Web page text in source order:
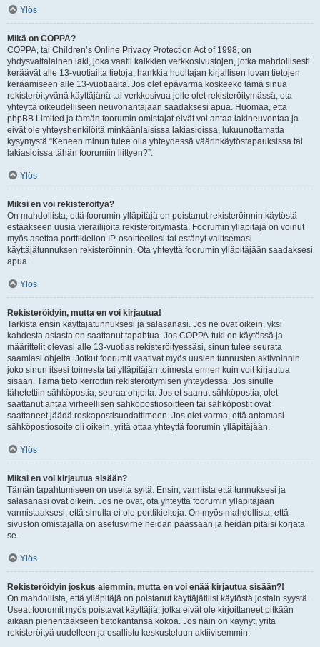
Ylös
Mikä on COPPA?
COPPA, tai Children’s Online Privacy Protection Act of 1998, on
yhdysvaltalainen laki, joka vaatii kaikkien verkkosivustojen, jotka mahdollisesti
keräävät alle 13-vuotiailta tietoja, hankkia huoltajan kirjallisen luvan tietojen
keräämiseen alle 13-vuotiaalta. Jos olet epävarma koskeeko tämä sinua
rekisteröityvänä käyttäjänä tai verkkosivua jolle olet rekisteröitymässä, ota
yhteyttä oikeudelliseen neuvonantajaan saadaksesi apua. Huomaa, että
phpBB Limited ja tämän foorumin omistajat eivät voi antaa lakineuvontaa ja
eivät ole yhteyshenkilöitä minkäänlaisissa lakiasioissa, lukuunottamatta
kysymystä “Keneen minun tulee olla yhteydessä väärinkäytöstapauksissa tai
lakiasioissa tähän foorumiin liittyen?”.
Ylös
Miksi en voi rekisteröityä?
On mahdollista, että foorumin ylläpitäjä on poistanut rekisteröinnin käytöstä
estääkseen uusia vierailijoita rekisteröitymästä. Foorumin ylläpitäjä on voinut
myös asettaa porttikiellon IP-osoitteellesi tai estänyt valitsemasi
käyttäjätunnuksen rekisteröinnin. Ota yhteyttä foorumin ylläpitäjään saadaksesi
apua.
Ylös
Rekisteröidyin, mutta en voi kirjautua!
Tarkista ensin käyttäjätunnuksesi ja salasanasi. Jos ne ovat oikein, yksi
kahdesta asiasta on saattanut tapahtua. Jos COPPA-tuki on käytössä ja
määrittelit olevasi alle 13-vuotias rekisteröityessäsi, sinun tulee seurata
saamiasi ohjeita. Jotkut foorumit vaativat myös uusien tunnusten aktivoinnin
joko sinun itsesi toimesta tai ylläpitäjän toimesta ennen kuin voit kirjautua
sisään. Tämä tieto kerrottiin rekisteröitymisen yhteydessä. Jos sinulle
lähetettiin sähköpostia, seuraa ohjeita. Jos et saanut sähköpostia, olet
saattanut antaa virheellisen sähköpostiosoitteen tai sähköpostit ovat
saattaneet jäädä roskapostisuodattimeen. Jos olet varma, että antamasi
sähköpostiosoite oli oikein, yritä ottaa yhteyttä foorumin ylläpitäjään.
Ylös
Miksi en voi kirjautua sisään?
Tämän tapahtumiseen on useita syitä. Ensin, varmista että tunnuksesi ja
salasanasi ovat oikein. Jos ne ovat, ota yhteyttä foorumin ylläpitäjään
varmistaaksesi, että sinulla ei ole porttikieltoja. On myös mahdollista, että
sivuston omistajalla on asetusvirhe heidän päässään ja heidän pitäisi korjata
se.
Ylös
Rekisteröidyin joskus aiemmin, mutta en voi enää kirjautua sisään?!
On mahdollista, että ylläpitäjä on poistanut käyttäjätilisi käytöstä jostain syystä.
Useat foorumit myös poistavat käyttäjiä, jotka eivät ole kirjoittaneet pitkään
aikaan pienentääkseen tietokantansa kokoa. Jos näin on käynyt, yritä
rekisteröityä uudelleen ja osallistu keskusteluun aktiivisemmin.